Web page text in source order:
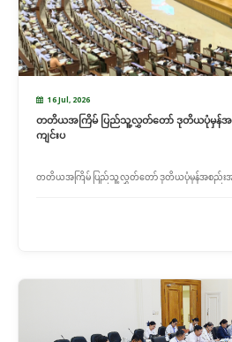
16 Jul, 2026
တတိယအကြိမ် ပြည်သူ့လွှတ်တော် ဒုတိယပုံမှန်အစ
ကျင်းပ
တတိယအကြိမ် ပြည်သူ့လွှတ်တော် ဒုတိယပုံမှန်အစည်းအဝေ